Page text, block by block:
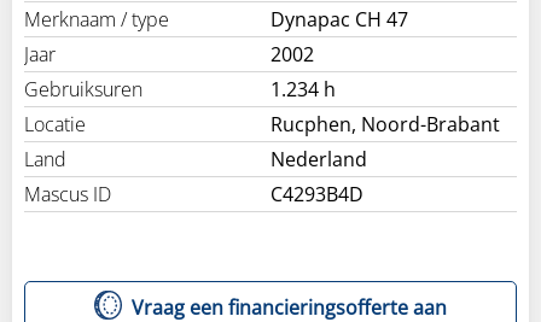
Merknaam / type
Dynapac CH 47
Jaar
2002
Gebruiksuren
1.234 h
Locatie
Rucphen, Noord-Brabant
Land
Nederland
Mascus ID
C4293B4D
Vraag een financieringsofferte aan